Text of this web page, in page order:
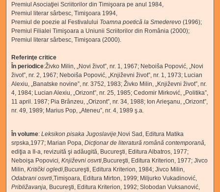
Premiul Asociaţiei Scriitorilor din Timişoara pe anul 1984,
Premiul literar sârbesc, Timişoara 1994,
Premiul de poezie al Festivalului Toamna poetică la Smederevo (1996);
Premiul Filialei Timişoara a Uniunii Scriitorilor din România (2000);
Premiul literar sârbesc, Timişoara (2000).
Referinţe critice
În periodice:Živko Milin, „Novi život”, nr. 1, 1967; Neboiša Popović, „Novi
život”, nr. 2, 1967; Neboiša Popović, „Književni život”, nr. 1, 1973; Lucian
Alexiu, „Banatske novine”, nr. 3752, 1983; Živko Milin, „Književni život”, nr.
4, 1984; Lucian Alexiu, „Orizont”, nr. 25, 1985; Cedomir Mirković, „Politika”,
11 april. 1987; Pia Brânzeu, „Orizont”, nr. 34, 1988; Ion Arieşanu, „Orizont”,
nr. 49, 1989; Marius Pop, „Ateneu”, nr. 4, 1989 ş.a.
În volume: Leksikon pisaka Jugoslavije,Novi Sad, Editura Matika
srpska,1977; Marian Popa, Dicţionar de literatură română contemporană,
ediţia a II-a, revizuită şi adăugită, Bucureşti, Editura Albatros, 1977;
Neboişa Popovici, Književni osvrti,Bucureşti, Editura Kriterion, 1977; Jivco
Milin, Kritički ogledi,Bucureşti, Editura Kriterion, 1984; Jivco Milin,
Odabrani osvrti,Timişoara, Editura Mirton, 1999; Miljurko Vukadinović,
Približavanja, Bucureşti, Editura Kriterion, 1992; Slobodan Vuksanović,